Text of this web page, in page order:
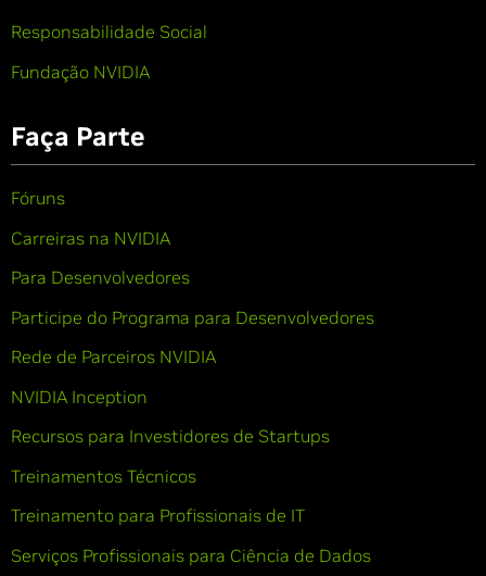
Responsabilidade Social
Fundação NVIDIA
Faça Parte
Fóruns
Carreiras na NVIDIA
Para Desenvolvedores
Participe do Programa para Desenvolvedores
Rede de Parceiros NVIDIA
NVIDIA Inception
Recursos para Investidores de Startups
Treinamentos Técnicos
Treinamento para Profissionais de IT
Serviços Profissionais para Ciência de Dados